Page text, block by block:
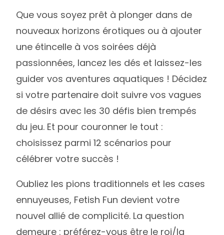
Que vous soyez prêt à plonger dans de
nouveaux horizons érotiques ou à ajouter
une étincelle à vos soirées déjà
passionnées, lancez les dés et laissez-les
guider vos aventures aquatiques ! Décidez
si votre partenaire doit suivre vos vagues
de désirs avec les 30 défis bien trempés
du jeu. Et pour couronner le tout :
choisissez parmi 12 scénarios pour
célébrer votre succès !
Oubliez les pions traditionnels et les cases
ennuyeuses, Fetish Fun devient votre
nouvel allié de complicité. La question
demeure : préférez-vous être le roi/la